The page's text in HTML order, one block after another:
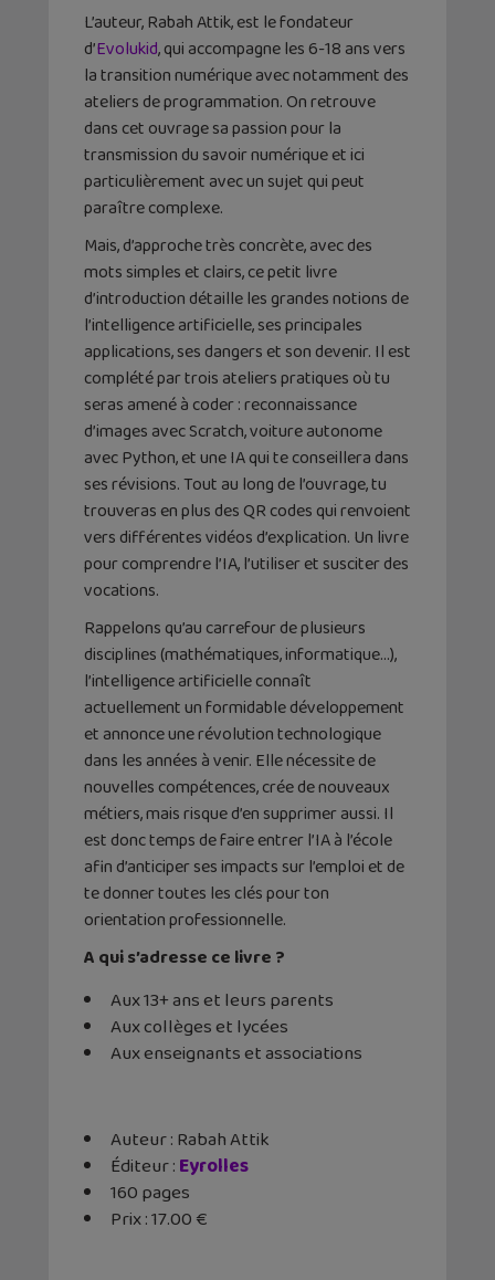
L’auteur, Rabah Attik, est le fondateur
d’Evolukid, qui accompagne les 6-18 ans vers
la transition numérique avec notamment des
ateliers de programmation. On retrouve
dans cet ouvrage sa passion pour la
transmission du savoir numérique et ici
particulièrement avec un sujet qui peut
paraître complexe.
Mais, d’approche très concrète, avec des
mots simples et clairs, ce petit livre
d’introduction détaille les grandes notions de
l’intelligence artificielle, ses principales
applications, ses dangers et son devenir. Il est
complété par trois ateliers pratiques où tu
seras amené à coder : reconnaissance
d’images avec Scratch, voiture autonome
avec Python, et une IA qui te conseillera dans
ses révisions. Tout au long de l’ouvrage, tu
trouveras en plus des QR codes qui renvoient
vers différentes vidéos d’explication. Un livre
pour comprendre l’IA, l’utiliser et susciter des
vocations.
Rappelons qu’au carrefour de plusieurs
disciplines (mathématiques, informatique…),
l’intelligence artificielle connaît
actuellement un formidable développement
et annonce une révolution technologique
dans les années à venir. Elle nécessite de
nouvelles compétences, crée de nouveaux
métiers, mais risque d’en supprimer aussi. Il
est donc temps de faire entrer l’IA à l’école
afin d’anticiper ses impacts sur l’emploi et de
te donner toutes les clés pour ton
orientation professionnelle.
A qui s’adresse ce livre ?
Aux 13+ ans et leurs parents
Aux collèges et lycées
Aux enseignants et associations
Auteur : Rabah Attik
Éditeur :Eyrolles
160 pages
Prix : 17.00 €